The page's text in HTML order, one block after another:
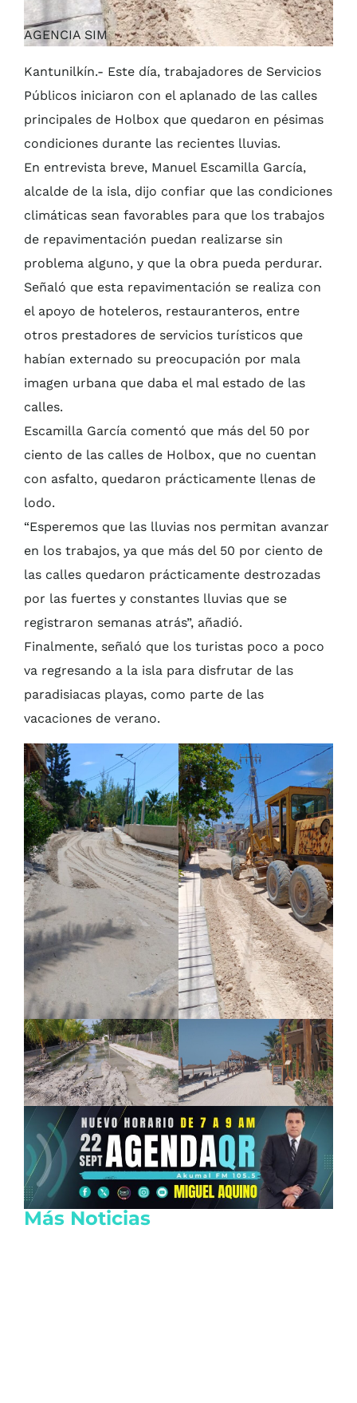
AGENCIA SIM
Kantunilkín.- Este día, trabajadores de Servicios
Públicos iniciaron con el aplanado de las calles
principales de Holbox que quedaron en pésimas
condiciones durante las recientes lluvias.
En entrevista breve, Manuel Escamilla García,
alcalde de la isla, dijo confiar que las condiciones
climáticas sean favorables para que los trabajos
de repavimentación puedan realizarse sin
problema alguno, y que la obra pueda perdurar.
Señaló que esta repavimentación se realiza con
el apoyo de hoteleros, restauranteros, entre
otros prestadores de servicios turísticos que
habían externado su preocupación por mala
imagen urbana que daba el mal estado de las
calles.
Escamilla García comentó que más del 50 por
ciento de las calles de Holbox, que no cuentan
con asfalto, quedaron prácticamente llenas de
lodo.
“Esperemos que las lluvias nos permitan avanzar
en los trabajos, ya que más del 50 por ciento de
las calles quedaron prácticamente destrozadas
por las fuertes y constantes lluvias que se
registraron semanas atrás”, añadió.
Finalmente, señaló que los turistas poco a poco
va regresando a la isla para disfrutar de las
paradisiacas playas, como parte de las
vacaciones de verano.
Más Noticias